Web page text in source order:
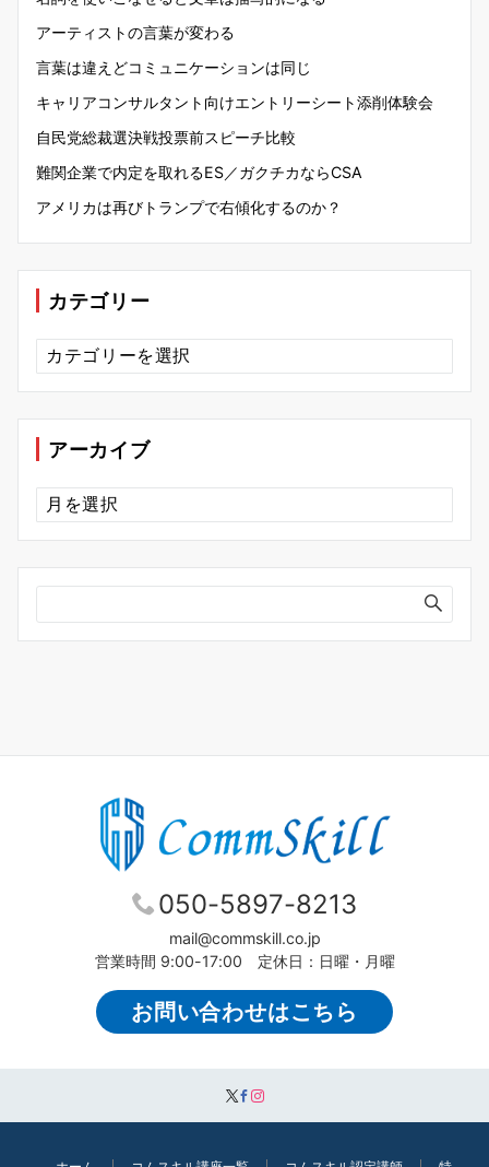
アーティストの言葉が変わる
言葉は違えどコミュニケーションは同じ
キャリアコンサルタント向けエントリーシート添削体験会
自民党総裁選決戦投票前スピーチ比較
難関企業で内定を取れるES／ガクチカならCSA
アメリカは再びトランプで右傾化するのか？
カテゴリー
カ
テ
ゴ
ー
アーカイブ
ア
ー
カ
ブ
050-5897-8213
mail@commskill.co.jp
営業時間 9:00-17:00 定休日：日曜・月曜
お問い合わせはこちら